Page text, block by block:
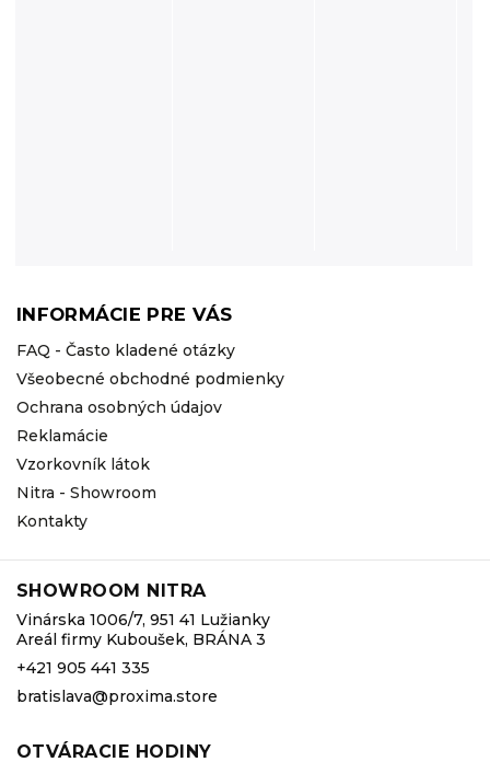
INFORMÁCIE PRE VÁS
FAQ - Často kladené otázky
Všeobecné obchodné podmienky
Ochrana osobných údajov
Reklamácie
Vzorkovník látok
Nitra - Showroom
Kontakty
SHOWROOM NITRA
Vinárska 1006/7, 951 41 Lužianky
Areál firmy Kuboušek, BRÁNA 3
+421 905 441 335
bratislava@proxima.store
OTVÁRACIE HODINY